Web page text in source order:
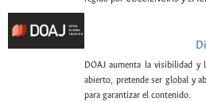
DOAJ aumenta la visibilidad y
abierto, pretende ser global y
para garantizar el contenido.